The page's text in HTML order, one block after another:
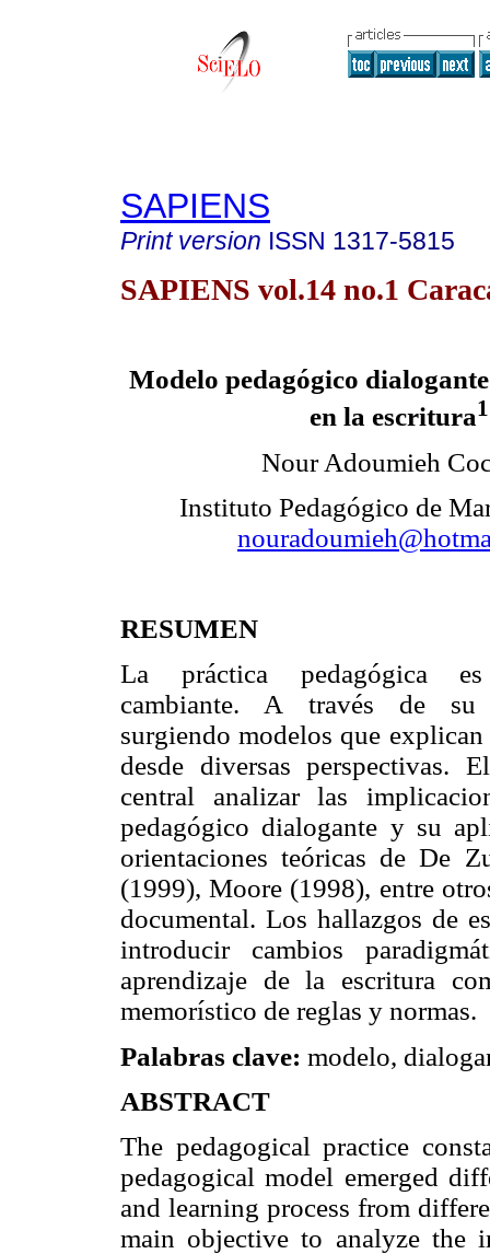
SAPIENS
Print version ISSN 1317-5815
SAPIENS vol.14 no.1
Modelo pedagógico
en la escritura1
Nour Adoumieh
Instituto Pedagógico de
RESUMEN
La práctica pedagógica es
cambiante. A través de su
surgiendo modelos que
desde diversas perspectivas.
central analizar las
pedagógico dialogante y su
orientaciones teóricas de De
(1999), Moore (1998), entre
documental. Los hallazgos de
introducir cambios
aprendizaje de la escritura
memorístico de reglas y normas.
Palabras clave: modelo,
ABSTRACT
The pedagogical practice
pedagogical model emerged
and learning process from
main objective to analyze the